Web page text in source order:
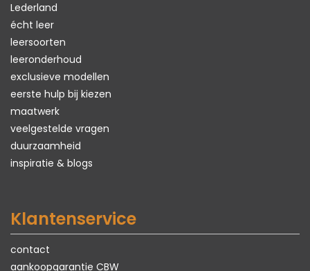
Lederland
écht leer
leersoorten
leeronderhoud
exclusieve modellen
eerste hulp bij kiezen
maatwerk
veelgestelde vragen
duurzaamheid
inspiratie & blogs
Klantenservice
contact
aankoopgarantie CBW